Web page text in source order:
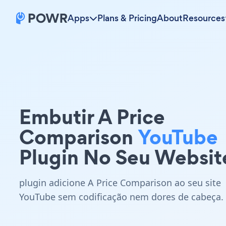
Apps Plans & PricingAboutResources
Embutir A Price
ComparisonYouTube
Plugin No Seu
plugin adicione A Price Comparison ao seu site
YouTube sem codificação nem dores de cabeça.